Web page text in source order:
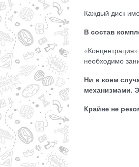
Каждый диск
В состав
необходимо
Ни в коем
механизмами.
Крайне не